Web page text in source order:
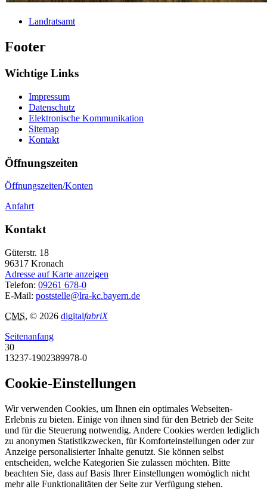
Landratsamt
Footer
Wichtige Links
Impressum
Datenschutz
Elektronische Kommunikation
Sitemap
Kontakt
Öffnungszeiten
Öffnungszeiten/Konten
Anfahrt
Kontakt
Güterstr. 18
96317 Kronach
Adresse auf Karte anzeigen
Telefon: 09261 678-0
E-Mail: poststelle@lra-kc.bayern.de
CMS, © 2026 digitalfabriX
Seitenanfang
30
13237-1902389978-0
Cookie-Einstellungen
Wir verwenden Cookies, um Ihnen ein optimales Webseiten-
Erlebnis zu bieten. Einige von ihnen sind für den Betrieb der Seite
und für die Steuerung notwendig. Andere Cookies werden lediglich
zu anonymen Statistikzwecken, für Komforteinstellungen oder zur
Anzeige personalisierter Inhalte genutzt. Sie können selbst
entscheiden, welche Kategorien Sie zulassen möchten. Bitte
beachten Sie, dass auf Basis Ihrer Einstellungen womöglich nicht
mehr alle Funktionalitäten der Seite zur Verfügung stehen.